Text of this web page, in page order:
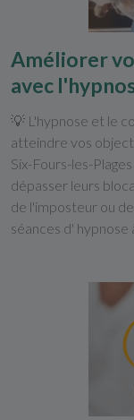
Améliorer
avec
💡 L'hypnose et le
atteindre vos
Six-Fours-les-
dépasser leurs
de l'imposteur ou
séances d' hypnose